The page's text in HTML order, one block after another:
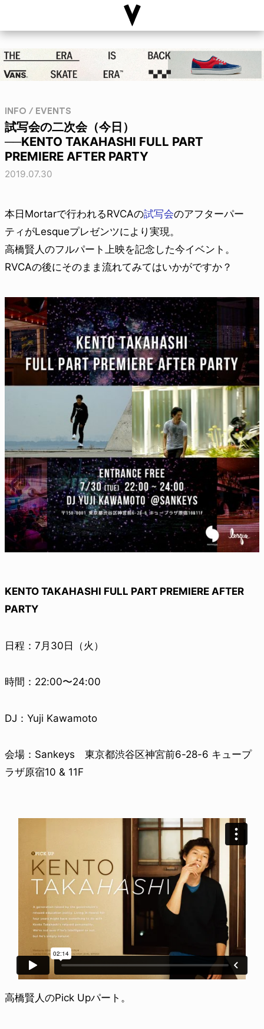
INFO / EVENTS
試写会の二次会（今日）
──KENTO TAKAHASHI FULL PART
PREMIERE AFTER PARTY
2019.07.30
本日Mortarで行われるRVCAの試写会のアフターパー
ティがLesqueプレゼンツにより実現。
高橋賢人のフルパート上映を記念した今イベント。
RVCAの後にそのまま流れてみてはいかがですか？
KENTO TAKAHASHI FULL PART PREMIERE AFTER
PARTY
日程：7月30日（火）
時間：22:00〜24:00
DJ：Yuji Kawamoto
会場：Sankeys 東京都渋谷区神宮前6-28-6 キュープ
ラザ原宿10 & 11F
高橋賢人のPick Upパート。